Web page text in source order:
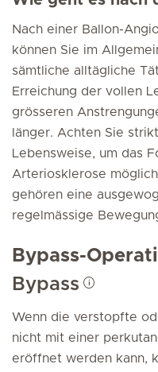
Nach einer Ballon-
können Sie im
sämtliche alltägliche
Erreichung der vollen
grösseren
länger. Achten Sie
Lebensweise, um das
Arteriosklerose
gehören eine
regelmässige
Bypass-
Bypass
Wenn die verstopfte
nicht mit einer
eröffnet werden kann,